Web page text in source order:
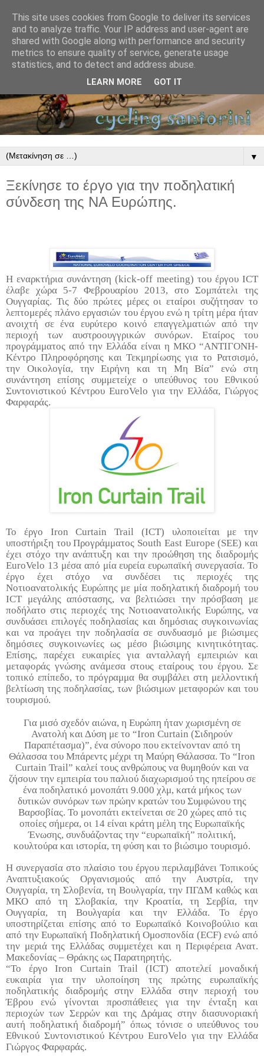
▼
Ξεκίνησε το έργο για την ποδηλατική
σύνδεση της ΝΑ Ευρώπης.
Η εναρκτήρια συνάντηση (kick-off meeting) του έργου ICT
έλαβε χώρα 5-7 Φεβρουαρίου 2013, στο Σομπάτελι της
Ουγγαρίας. Τις δύο πρώτες μέρες οι εταίροι συζήτησαν το
λεπτομερές πλάνο εργασιών του έργου ενώ η τρίτη μέρα ήταν
ανοιχτή σε ένα ευρύτερο κοινό επαγγελματιών από την
περιοχή των αυστροουγγρικών συνόρων. Εταίρος του
προγράμματος από την Ελλάδα είναι η ΜΚΟ “ΑΝΤΙΓΟΝΗ-
Κέντρο Πληροφόρησης και Τεκμηρίωσης για το Ρατσισμό,
την Οικολογία, την Ειρήνη και τη Μη Βία” ενώ στη
συνάντηση επίσης συμμετείχε ο υπεύθυνος του Εθνικού
Συντονιστικού Κέντρου EuroVelo για την Ελλάδα, Γιώργος
Φαρφαράς.
Το έργο Iron Curtain Trail (ICT) υλοποιείται με την
υποστήριξη του Προγράμματος South East Europe (SEE) και
έχει στόχο την ανάπτυξη και την προώθηση της διαδρομής
EuroVelo 13 μέσα από μία ευρεία ευρωπαϊκή συνεργασία. Το
έργο έχει στόχο να συνδέσει τις περιοχές της
Νοτιοανατολικής Ευρώπης με μία ποδηλατική διαδρομή του
ICT μεγάλης απόστασης, να βελτιώσει την πρόσβαση με
ποδήλατο στις περιοχές της Νοτιοανατολικής Ευρώπης, να
συνδυάσει επιλογές ποδηλασίας και δημόσιας συγκοινωνίας
και να προάγει την ποδηλασία σε συνδυασμό με βιώσιμες
δημόσιες συγκοινωνίες ως μέσο βιώσιμης κινητικότητας.
Επίσης, παρέχει ευκαιρίες για ανταλλαγή εμπειριών και
μεταφοράς γνώσης ανάμεσα στους εταίρους του έργου. Σε
τοπικό επίπεδο, το πρόγραμμα θα συμβάλει στη μελλοντική
βελτίωση της ποδηλασίας, των βιώσιμων μεταφορών και του
τουρισμού.
Για μισό σχεδόν αιώνα, η Ευρώπη ήταν χωρισμένη σε
Ανατολή και Δύση με το “Iron Curtain (Σιδηρούν
Παραπέτασμα)”, ένα σύνορο που εκτείνονταν από τη
Θάλασσα του Μπάρεντς μέχρι τη Μαύρη Θάλασσα. To “Iron
Curtain Trail” καλεί τους ανθρώπους να θυμηθούν και να
ζήσουν την εμπειρία του παλιού διαχωρισμού της ηπείρου σε
ένα ποδηλατικό μονοπάτι 9.000 χλμ, κατά μήκος των
δυτικών συνόρων των πρώην κρατών του Συμφώνου της
Βαρσοβίας. Το μονοπάτι εκτείνεται σε 20 χώρες από τις
οποίες σήμερα, οι 14 είναι κράτη μέλη της Ευρωπαϊκής
Ένωσης, συνδυάζοντας την “ευρωπαϊκή” πολιτική,
κουλτούρα και ιστορία, τη φύση και το βιώσιμο τουρισμό.
Η συνεργασία στο πλαίσιο του έργου περιλαμβάνει Τοπικούς
Αναπτυξιακούς Οργανισμούς από την Αυστρία, την
Ουγγαρία, τη Σλοβενία, τη Βουλγαρία, την ΠΓΔΜ καθώς και
ΜΚΟ από τη Σλοβακία, την Κροατία, τη Σερβία, την
Ουγγαρία, τη Βουλγαρία και την Ελλάδα. Το έργο
υποστηρίζεται επίσης από το Ευρωπαϊκό Κοινοβούλιο και
από την Ευρωπαϊκή Ποδηλατική Ομοσπονδία (ECF) ενώ από
την μεριά της Ελλάδας συμμετέχει και η Περιφέρεια Ανατ.
Μακεδονίας – Θράκης ως Παρατηρητής.
“Το έργοIron Curtain Trail (ICT) αποτελεί μοναδική
ευκαιρία για την υλοποίηση της πρώτης ευρωπαϊκής
ποδηλατικής διαδρομής στην Ελλάδα στην περιοχή του
Έβρου ενώ γίνονται προσπάθειες για την ένταξη και
περιοχών των Σερρών και της Δράμας στην διασυνοριακή
αυτή ποδηλατική διαδρομή” όπως τόνισε ο υπεύθυνος του
Εθνικού Συντονιστικού Κέντρου EuroVelo για την Ελλάδα
Γιώργος Φαρφαράς.
This site uses cookies from Google to deliver its services
and to analyze traffic. Your IP address and user-agent are
shared with Google along with performance and security
metrics to ensure quality of service, generate usage
statistics, and to detect and address abuse.
LEARN MORE GOT IT